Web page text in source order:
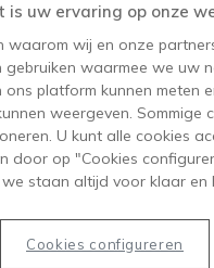
te vinden,
tijd aan
is uw ervaring op onze
waarom wij en onze
gebruiken waarmee we uw
platform kunnen meten
weergeven.
U kunt alle cookies
door op "Cookies
staan altijd voor klaar
Cookies configureren